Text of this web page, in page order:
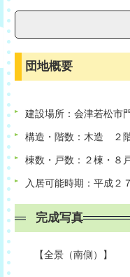
団地概要
建設場所：会津若松
構造・階数：木造 ２
棟数・戸数：２棟・８
入居可能時期：平成２
完成写真
【全景（南側）】